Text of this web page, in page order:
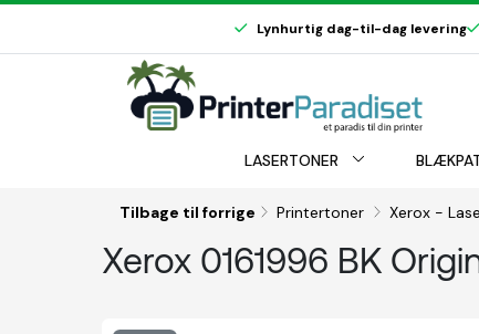
Lynhurtig dag-til-dag levering
LASERTONER
Tilbage til forrige Printertoner Xerox -
Xerox 0161996 BK